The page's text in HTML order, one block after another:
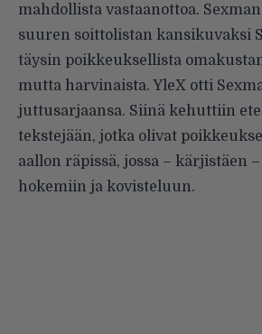
mahdollista vastaanottoa.
suuren soittolistan kansikuvaksi
täysin poikkeuksellista
mutta harvinaista. YleX otti
juttusarjaansa. Siinä kehuttiin
tekstejään, jotka olivat
aallon räpissä, jossa – kärjistäen
hokemiin ja kovisteluun.